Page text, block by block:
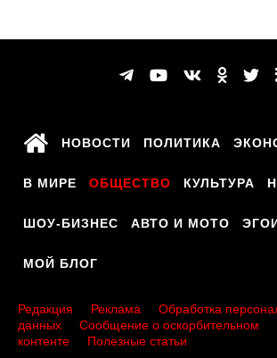
НОВОСТИ ПОЛИТИКА
В МИРЕ ОБЩЕСТВО КУЛЬТУРА
ШОУ-БИЗНЕС АВТО И МОТО
МОЙ БЛОГ
Редакция Реклама
Обработка
данных
Сообщение о оскорбительном
контенте
Полезные статьи